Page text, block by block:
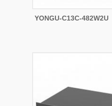
YONGU-C13C-482W2U